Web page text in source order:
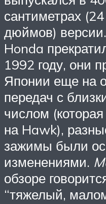
сантиметрах
дюймов)
Honda
1992 году, они
Японии еще на
передач с
числом
на Hawk),
зажимы были
изменениями.
обзоре
“тяжелый,